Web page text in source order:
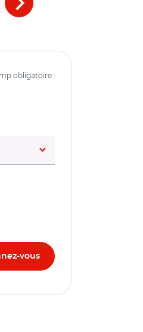
obligatoire